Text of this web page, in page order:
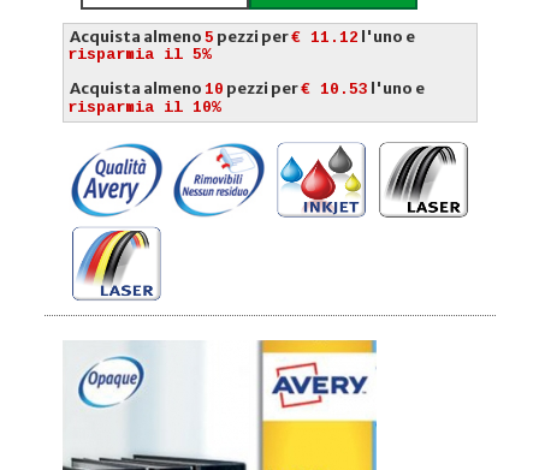
Acquista almeno 5 pezzi per€ 11.12 l'uno e
risparmia il 5%
Acquista almeno 10 pezzi per€ 10.53 l'uno e
risparmia il 10%